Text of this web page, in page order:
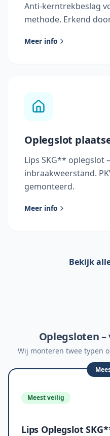
Anti-kerntrekbeslag
methode. Erkend
Meer info
Oplegslot
Lips SKG** oplegslot
inbraakweerstand.
gemonteerd.
Meer info
Bekijk
Oplegsloten
Wij monteren twee typen
Meest veilig
Lips Oplegslot